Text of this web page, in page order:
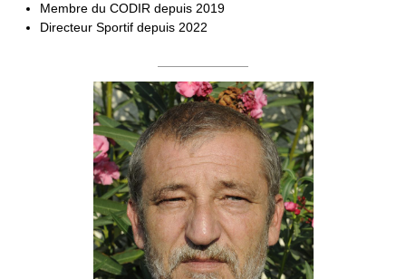
Membre du CODIR depuis 2019
Directeur Sportif depuis 2022